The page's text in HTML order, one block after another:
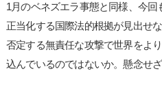
1月のベネズエラ事態と同様、今
正当化する国際法的根拠が見出せ
否定する無責任な攻撃で世界をよ
込んでいるのではないか。懸念せざ